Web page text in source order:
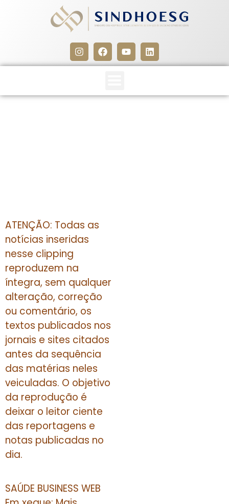
ATENÇÃO: Todas as
notícias inseridas
nesse clipping
reproduzem na
íntegra, sem qualquer
alteração, correção
ou comentário, os
textos publicados nos
jornais e sites citados
antes da sequência
das matérias neles
veiculadas. O objetivo
da reprodução é
deixar o leitor ciente
das reportagens e
notas publicadas no
dia.
SAÚDE BUSINESS WEB